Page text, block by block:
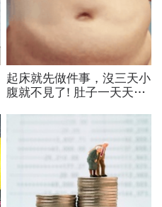
起床就先做件事，沒三天小
腹就不見了! 肚子一天天變